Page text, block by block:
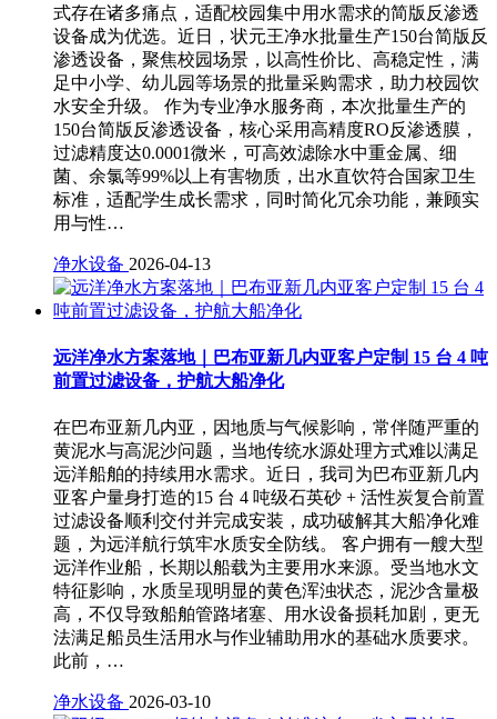
式存在诸多痛点，适配校园集中用水需求的简版反渗透
设备成为优选。近日，状元王净水批量生产150台简版反
渗透设备，聚焦校园场景，以高性价比、高稳定性，满
足中小学、幼儿园等场景的批量采购需求，助力校园饮
水安全升级。 作为专业净水服务商，本次批量生产的
150台简版反渗透设备，核心采用高精度RO反渗透膜，
过滤精度达0.0001微米，可高效滤除水中重金属、细
菌、余氯等99%以上有害物质，出水直饮符合国家卫生
标准，适配学生成长需求，同时简化冗余功能，兼顾实
用与性…
净水设备 2026-04-13
远洋净水方案落地｜巴布亚新几内亚客户定制 15 台 4 吨
前置过滤设备，护航大船净化
在巴布亚新几内亚，因地质与气候影响，常伴随严重的
黄泥水与高泥沙问题，当地传统水源处理方式难以满足
远洋船舶的持续用水需求。近日，我司为巴布亚新几内
亚客户量身打造的15 台 4 吨级石英砂 + 活性炭复合前置
过滤设备顺利交付并完成安装，成功破解其大船净化难
题，为远洋航行筑牢水质安全防线。 客户拥有一艘大型
远洋作业船，长期以船载为主要用水来源。受当地水文
特征影响，水质呈现明显的黄色浑浊状态，泥沙含量极
高，不仅导致船舶管路堵塞、用水设备损耗加剧，更无
法满足船员生活用水与作业辅助用水的基础水质要求。
此前，…
净水设备 2026-03-10